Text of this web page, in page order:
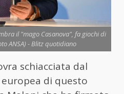
il "mago Casanova", fa giochi di
ANSA) - Blitz quotidiano
schiacciata dal
europea di questo